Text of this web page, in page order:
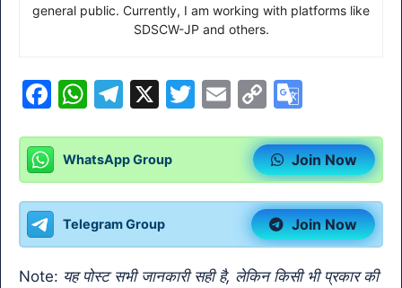
general public. Currently, I am working with platforms like
SDSCW-JP and others.
F
c
e
b
o
o
W
at
s
A
p
p
T
e
gr
a
m
X
T
er
E
ai
l
C
p
y
Li
n
k
o
gl
e
Tr
a
WhatsApp Group Join Now
Telegram Group Join Now
Note: यह पोस्ट सभी जानकारी सही है, लेकिन किसी भी प्रकार की